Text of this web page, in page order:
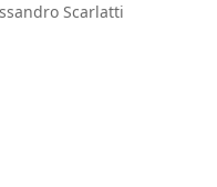
Scarlatti